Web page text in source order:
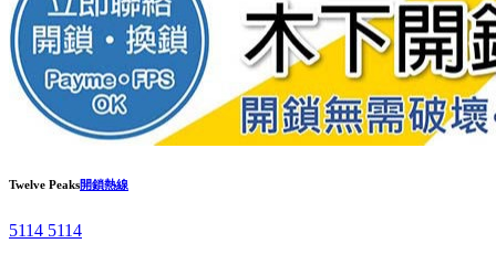
Twelve Peaks開鎖熱線
5114 5114